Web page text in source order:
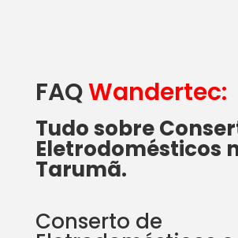
FAQWandertec:
Tudo sobre
Eletrodomésticos
Tarumã.
Conserto de